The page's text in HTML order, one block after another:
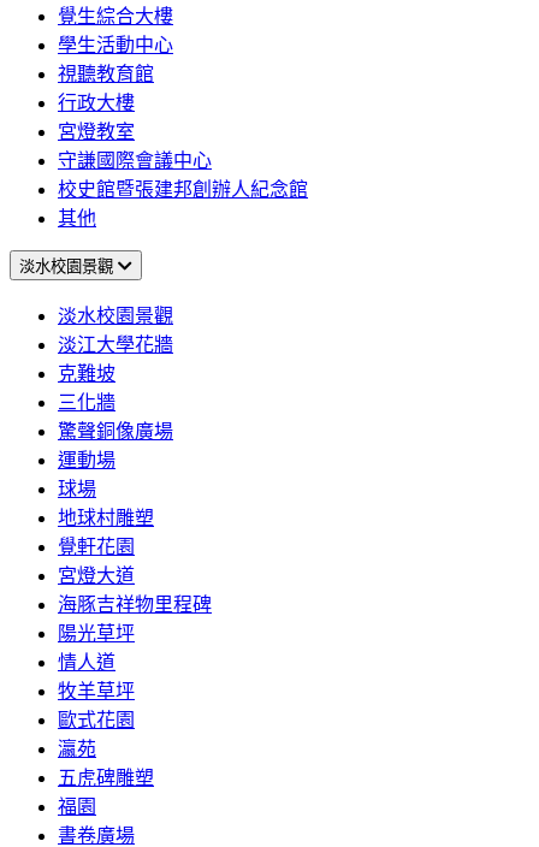
覺生綜合大樓
學生活動中心
視聽教育館
行政大樓
宮燈教室
守謙國際會議中心
校史館暨張建邦創辦人紀念館
其他
淡水校園景觀
淡水校園景觀
淡江大學花牆
克難坡
三化牆
驚聲銅像廣場
運動場
球場
地球村雕塑
覺軒花園
宮燈大道
海豚吉祥物里程碑
陽光草坪
情人道
牧羊草坪
歐式花園
瀛苑
五虎碑雕塑
福園
書卷廣場